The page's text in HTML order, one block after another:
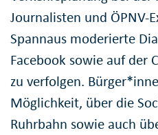
Journalisten und ÖPNV-
Spannaus moderierte
Facebook sowie auf der
zu verfolgen.
Möglichkeit, über die
Ruhrbahn sowie auch